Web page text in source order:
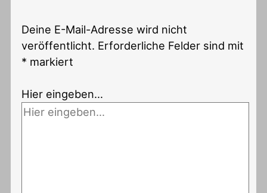
Deine E-Mail-Adresse wird nicht
veröffentlicht. Erforderliche Felder sind mit
* markiert
Hier eingeben…